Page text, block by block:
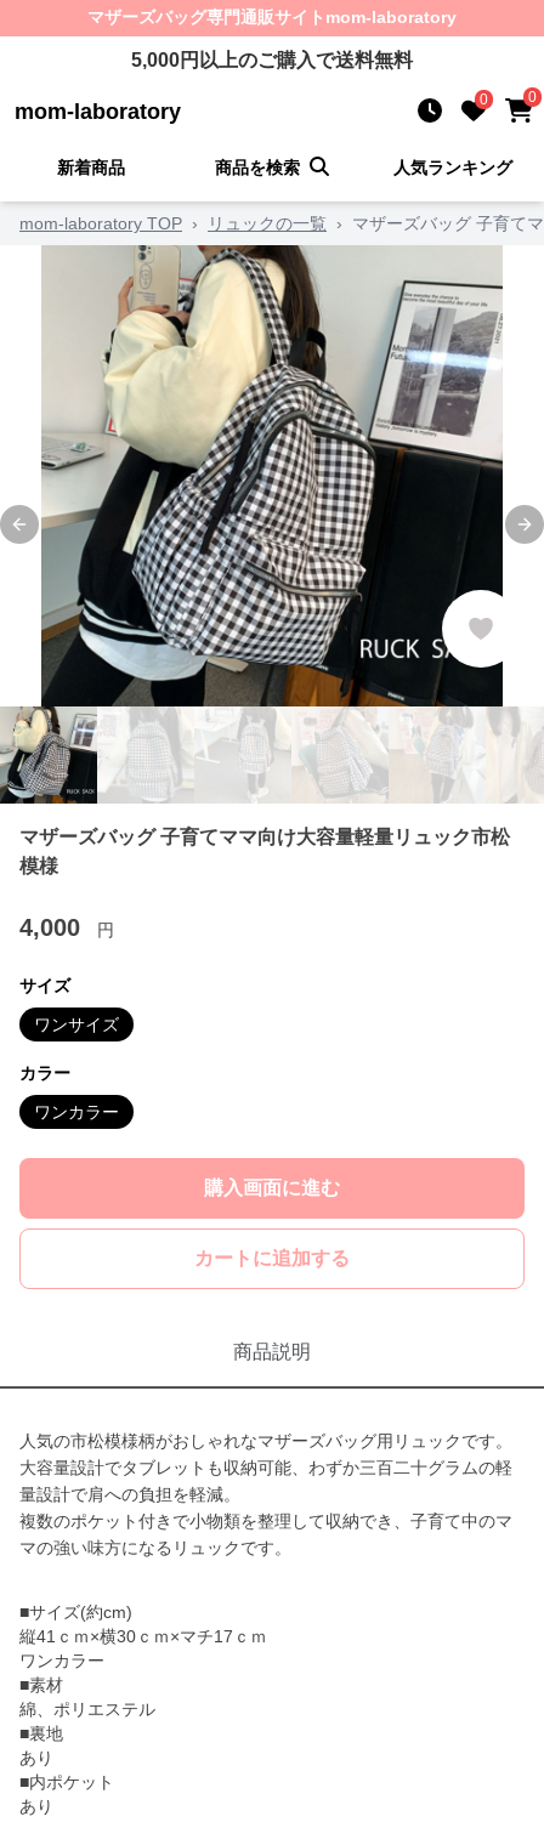
マザーズバッグ専門通販サイト mom-laboratory
5,000円以上のご購入で送料無料
mom-laboratory 0 0
新着商品 商品を検索 人気ランキング
mom-laboratory TOP › リュックの一覧 › マザーズバッグ 子育て
Previous slide
マザーズバッグ 子育てママ向け大容量軽量リュック市松
模様
4,000 円
サイズ
ワンサイズ
カラー
ワンカラー
購入画面に進む
カートに追加する
商品説明
人気の市松模様柄がおしゃれなマザーズバッグ用リュックです。
大容量設計でタブレットも収納可能、わずか三百二十グラムの軽
量設計で肩への負担を軽減。
複数のポケット付きで小物類を整理して収納でき、子育て中のマ
マの強い味方になるリュックです。
■サイズ(約cm)
縦41ｃｍ×横30ｃｍ×マチ17ｃｍ
ワンカラー
■素材
綿、ポリエステル
■裏地
あり
■内ポケット
あり